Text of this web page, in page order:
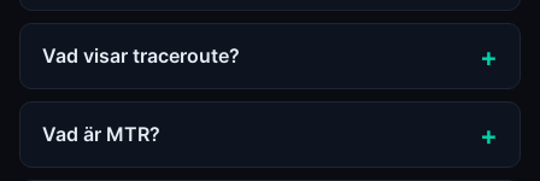
Vad visar traceroute?
Vad är MTR?